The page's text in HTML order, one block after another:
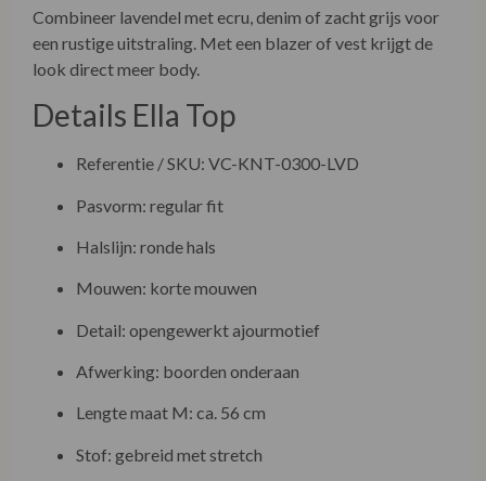
Combineer lavendel met ecru, denim of zacht grijs voor
een rustige uitstraling. Met een blazer of vest krijgt de
look direct meer body.
Details Ella Top
Referentie / SKU: VC-KNT-0300-LVD
Pasvorm: regular fit
Halslijn: ronde hals
Mouwen: korte mouwen
Detail: opengewerkt ajourmotief
Afwerking: boorden onderaan
Lengte maat M: ca. 56 cm
Stof: gebreid met stretch